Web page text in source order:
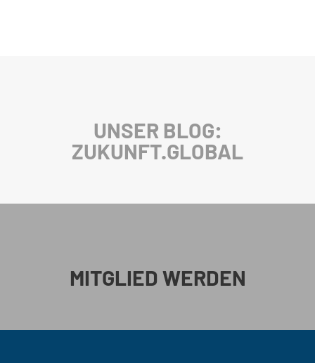
UNSER BLOG:
ZUKUNFT.GLOBAL
MITGLIED WERDEN